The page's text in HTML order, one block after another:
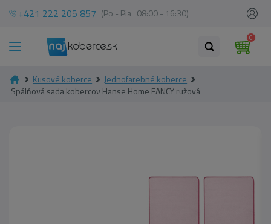
+421 222 205 857 (Po - Pia 08:00 - 16:30)
0
Kusové koberce
Jednofarebné koberce
Spálňová sada kobercov Hanse Home FANCY ružová